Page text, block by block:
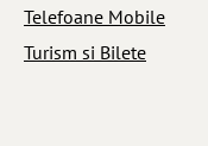
Telefoane Mobile
Turism si Bilete